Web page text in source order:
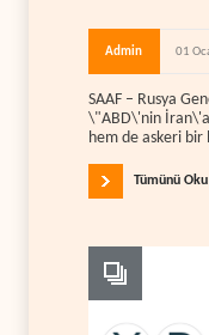
Admin 01
SAAF – Rusya
\"ABD\'nin İran\'a
hem de askeri bir
Tümünü Oku